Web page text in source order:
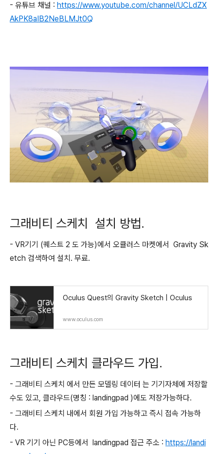
- 유튜브 채널 : https://www.youtube.com/channel/UCLdZX
AkPK8aIB2NeBLMJt0Q
그래비티 스케치 설치 방법.
- VR기기 (퀘스트 2 도 가능)에서 오큘러스 마켓에서 Gravity Sk
etch 검색하여 설치. 무료.
Oculus Quest의 Gravity Sketch | Oculus
www.oculus.com
그래비티 스케치 클라우드 가입.
- 그래비티 스케치 에서 만든 모델링 데이터 는 기기자체에 저장할
수도 있고, 클라우드(명칭 : landingpad )에도 저장가능하다.
- 그래비티 스케치 내에서 회원 가입 가능하고 즉시 접속 가능하
다.
- VR 기기 아닌 PC등에서 landingpad 접근 주소 : https://landi